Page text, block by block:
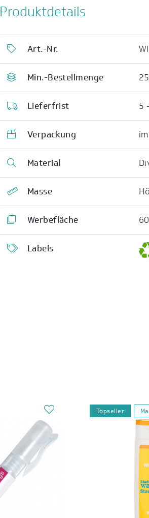
Produktdetails
Art.-Nr.
Min.-Bestellmenge
Lieferfrist 5
Verpackung
Material
Masse
Werbefläche
Labels
Topseller